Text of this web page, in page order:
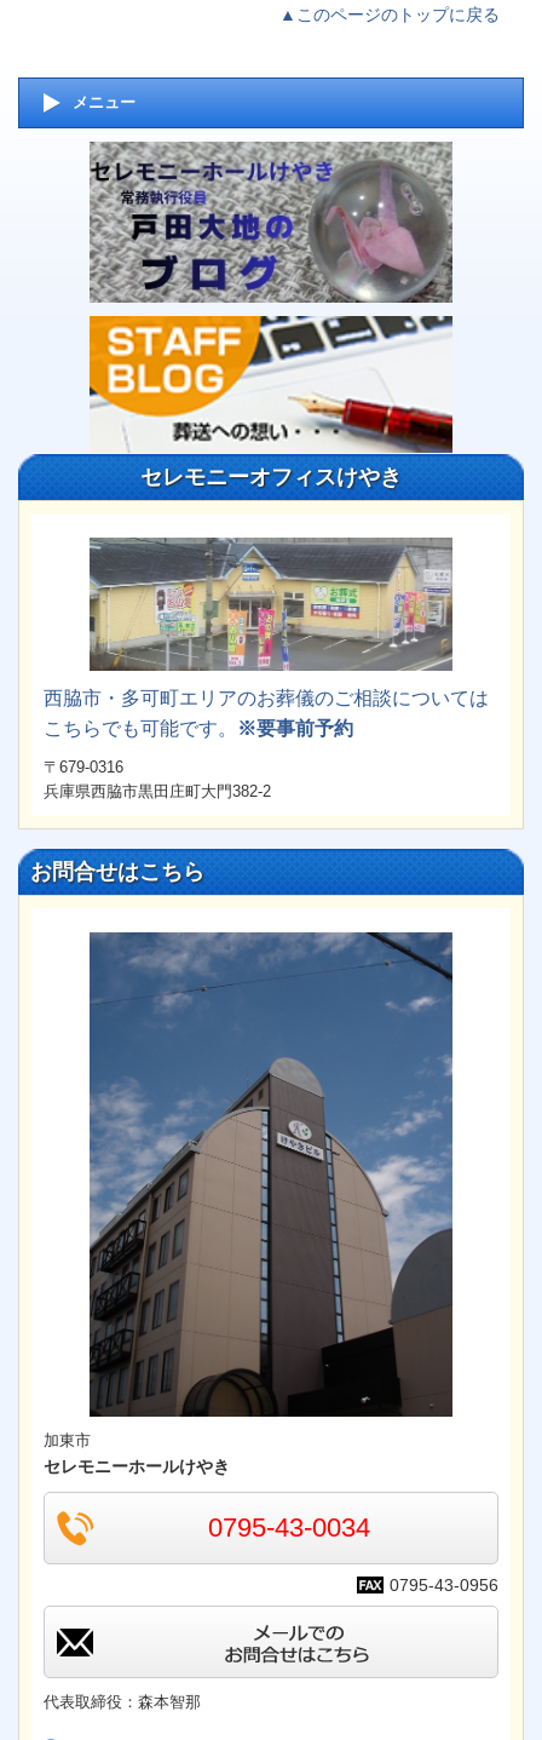
▲このページのトップに戻る
メニュー
セレモニーオフィスけやき
西脇市・多可町エリアのお葬儀のご相談については
こちらでも可能です。
※要事前予約
〒679-0316
兵庫県西脇市黒田庄町大門382-2
お問合せはこちら
加東市
セレモニーホールけやき
0795-43-0034
0795-43-0956
keyaki-co@vega.ocn.ne.jp
代表取締役：森本智那